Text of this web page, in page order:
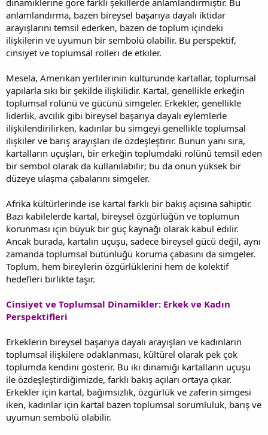
anlamlandırma, bazen bireysel başarıya dayalı iktidar
arayışlarını temsil ederken, bazen de toplum içindeki
ilişkilerin ve uyumun bir sembolü olabilir. Bu perspektif,
cinsiyet ve toplumsal rolleri de etkiler.
Mesela, Amerikan yerlilerinin kültüründe kartallar, toplumsal
yapılarla sıkı bir şekilde ilişkilidir. Kartal, genellikle erkeğin
toplumsal rolünü ve gücünü simgeler. Erkekler, genellikle
liderlik, avcılık gibi bireysel başarıya dayalı eylemlerle
ilişkilendirilirken, kadınlar bu simgeyi genellikle toplumsal
ilişkiler ve barış arayışları ile özdeşleştirir. Bunun yanı sıra,
kartalların uçuşları, bir erkeğin toplumdaki rolünü temsil eden
bir sembol olarak da kullanılabilir; bu da onun yüksek bir
düzeye ulaşma çabalarını simgeler.
Afrika kültürlerinde ise kartal farklı bir bakış açısına sahiptir.
Bazı kabilelerde kartal, bireysel özgürlüğün ve toplumun
korunması için büyük bir güç kaynağı olarak kabul edilir.
Ancak burada, kartalın uçuşu, sadece bireysel gücü değil, aynı
zamanda toplumsal bütünlüğü koruma çabasını da simgeler.
Toplum, hem bireylerin özgürlüklerini hem de kolektif
hedefleri birlikte taşır.
Cinsiyet ve Toplumsal Dinamikler: Erkek ve Kadın
Perspektifleri
Erkeklerin bireysel başarıya dayalı arayışları ve kadınların
toplumsal ilişkilere odaklanması, kültürel olarak pek çok
toplumda kendini gösterir. Bu iki dinamiği kartalların uçuşu
ile özdeşleştirdiğimizde, farklı bakış açıları ortaya çıkar.
Erkekler için kartal, bağımsızlık, özgürlük ve zaferin simgesi
iken, kadınlar için kartal bazen toplumsal sorumluluk, barış ve
uyumun sembolü olabilir.